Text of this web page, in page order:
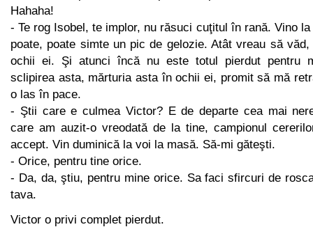
Hahaha!
- Te rog Isobel, te implor, nu răsuci cuţitul în rană. Vino
poate, poate simte un pic de gelozie. Atât vreau să
ochii ei. Şi atunci încă nu este totul pierdut pentru
sclipirea asta, mărturia asta în ochii ei, promit să mă
o las în pace.
- Ştii care e culmea Victor? E de departe cea mai
care am auzit-o vreodată de la tine, campionul
accept. Vin duminică la voi la masă. Să-mi găteşti.
- Orice, pentru tine orice.
- Da, da, ştiu, pentru mine orice. Sa faci sfircuri de
tava.
Victor o privi complet pierdut.